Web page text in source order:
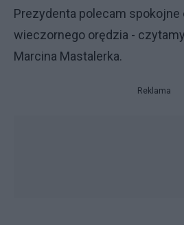
Prezydenta polecam spokojne
wieczornego orędzia -
Marcina Mastalerka.
Reklama